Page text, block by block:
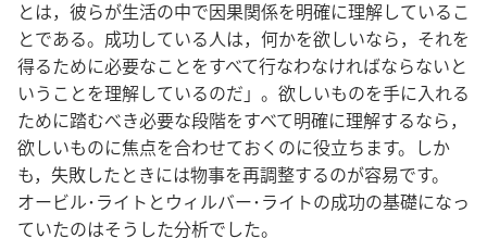
とは，彼らが生活の中で因果関係を明確に理解しているこ
とである。成功している人は，何かを欲しいなら，それを
得るために必要なことをすべて行なわなければならないと
いうことを理解しているのだ」。欲しいものを手に入れる
ために踏むべき必要な段階をすべて明確に理解するなら，
欲しいものに焦点を合わせておくのに役立ちます。しか
も，失敗したときには物事を再調整するのが容易です。
オービル･ライトとウィルバー･ライトの成功の基礎になっ
ていたのはそうした分析でした。